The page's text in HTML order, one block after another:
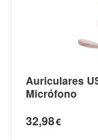
Auriculares
Micrófono
32,98€